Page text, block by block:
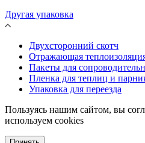
Другая упаковка
Двухсторонний скотч
Отражающая
Пакеты для
Пленка для теплиц и
Упаковка для переезда
Пользуясь нашим сайтом, вы
используем cookies